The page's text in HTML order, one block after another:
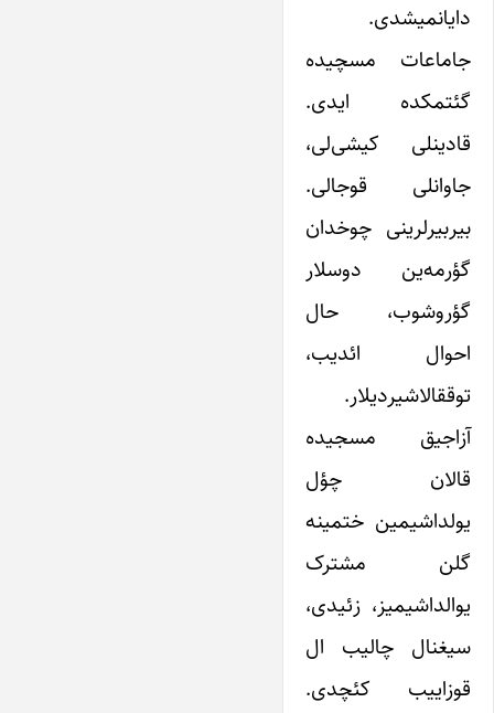
دایانمیشدی.
جاماعات مسچیده
گئتمکده ایدی.
قادینلی کیشی‌لی،
جاوانلی قوجالی.
بیربیرلرینی چوخدان
گؤرمه‌ین دوسلار
گؤروشوب، حال
احوال ائدیب،
توققالاشیردیلار.
آزاجیق مسجیده
قالان چؤل
یولداشیمین ختمینه
گلن مشترک
یوالداشیمیز، زئیدی،
سیغنال چالیب ال
قوزاییب کئچدی.